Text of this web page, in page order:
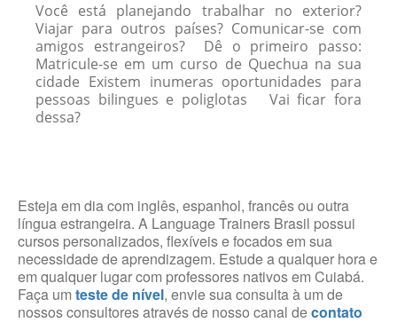
Você está planejando trabalhar no exterior?
Viajar para outros países? Comunicar-se com
amigos estrangeiros? Dê o primeiro passo:
Matricule-se em um curso de Quechua na sua
cidade Existem inumeras oportunidades para
pessoas bilingues e poliglotas Vai ficar fora
dessa?
Esteja em dia com inglês, espanhol, francês ou outra
língua estrangeira. A Language Trainers Brasil possui
cursos personalizados, flexíveis e focados em sua
necessidade de aprendizagem. Estude a qualquer hora e
em qualquer lugar com professores nativos em Cuiabá.
Faça um teste de nível, envie sua consulta à um de
nossos consultores através de nosso canal decontato